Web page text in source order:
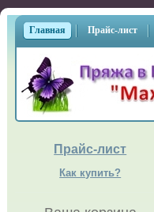
Главная Прайс-лист
Прайс-лист
Как купить?